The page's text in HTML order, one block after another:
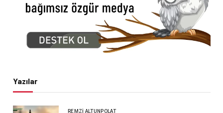
Yazılar
REMZI ALTUNPOLAT